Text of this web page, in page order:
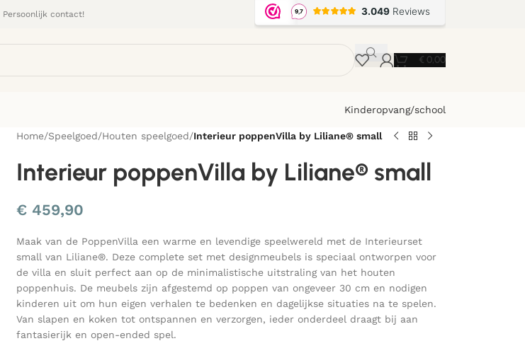
Persoonlijk contact!
€ 0,00
Kinderopvang/school
Home/Speelgoed/Houten speelgoed/Interieur poppenVilla by Liliane® small
Interieur poppenVilla by Liliane® small
€459,90
Maak van de PoppenVilla een warme en levendige speelwereld met de Interieurset
small van Liliane®. Deze complete set met designmeubels is speciaal ontworpen voor
de villa en sluit perfect aan op de minimalistische uitstraling van het houten
poppenhuis. De meubels zijn afgestemd op poppen van ongeveer 30 cm en nodigen
kinderen uit om hun eigen verhalen te bedenken en dagelijkse situaties na te spelen.
Van slapen en koken tot ontspannen en verzorgen, ieder onderdeel draagt bij aan
fantasierijk en open-ended spel.